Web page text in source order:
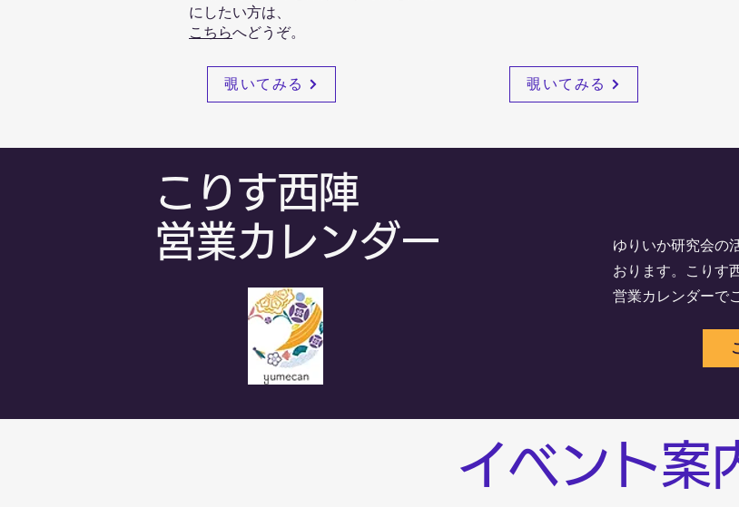
にしたい方は、
こちらへどうぞ。
覗いてみる 覗いてみる
こりす西陣
​営業カレンダー
ゆりいか研究会の
おります。こりす
営業カレンダーで
イベント案